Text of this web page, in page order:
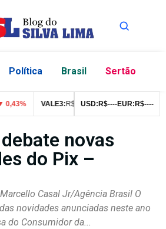
Política Brasil Sertão
VALE3:R$76,99 ▼ 2,49% ITUB4:R$
USD: R$----EUR: R$----
novas
do Pix –
Casal Jr/Agência Brasil O
novidades anunciadas neste ano
do Consumidor da...